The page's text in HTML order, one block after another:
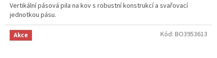
Vertikální pásová pila na kov s robustní konstrukcí a svařovací
jednotkou pásu.
Akce Kód: BO3953613